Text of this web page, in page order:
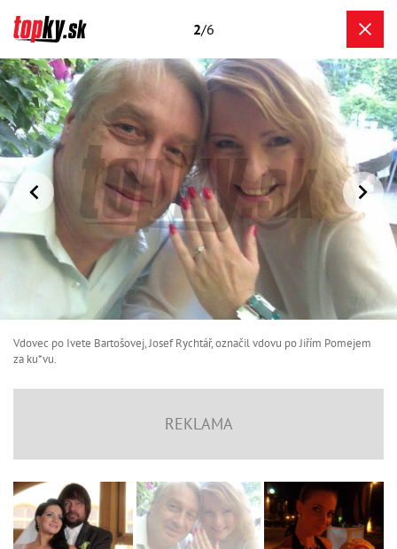
2/6
Vdovec po Ivete Bartošovej, Josef Rychtář, označil vdovu po Jiřím Pomejem
za ku*vu.